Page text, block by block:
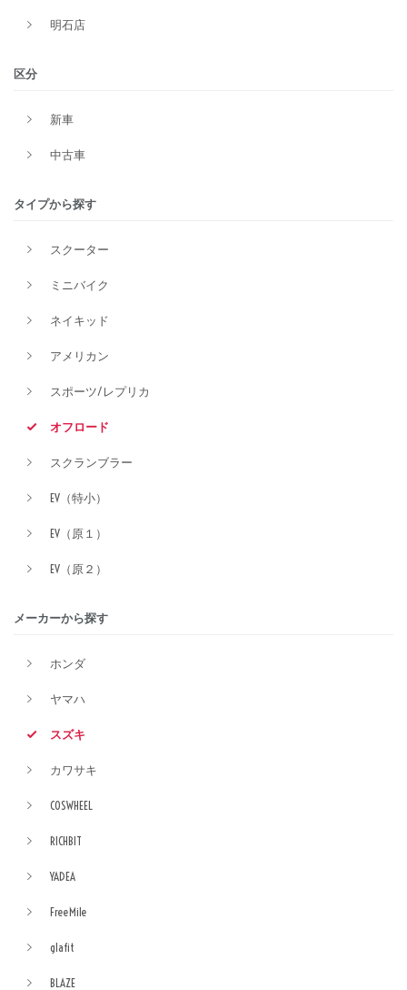
明石店
区分
新車
中古車
タイプから探す
スクーター
ミニバイク
ネイキッド
アメリカン
スポーツ/レプリカ
オフロード
スクランブラー
EV（特小）
EV（原１）
EV（原２）
メーカーから探す
ホンダ
ヤマハ
スズキ
カワサキ
COSWHEEL
RICHBIT
YADEA
FreeMile
glafit
BLAZE
メーカー
価格